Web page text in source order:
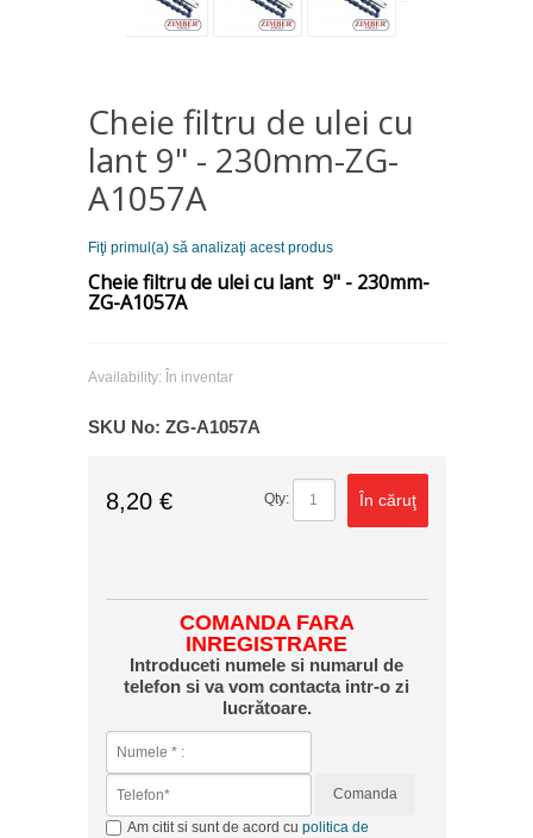
Cheie filtru de ulei cu
lant 9" - 230mm-ZG-
A1057A
Fiţi primul(a) să analizaţi acest produs
Cheie filtru de ulei cu lant 9" - 230mm-
ZG-A1057A
Availability: În inventar
SKU No: ZG-A1057A
8,20 € Qty: În căruţ
COMANDA FARA
INREGISTRARE
Introduceti numele si numarul de
telefon si va vom contacta intr-o zi
lucrătoare.
Comanda
Am citit si sunt de acord cu politica de